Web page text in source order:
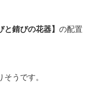
と錆びの花器】 の配置
うです。